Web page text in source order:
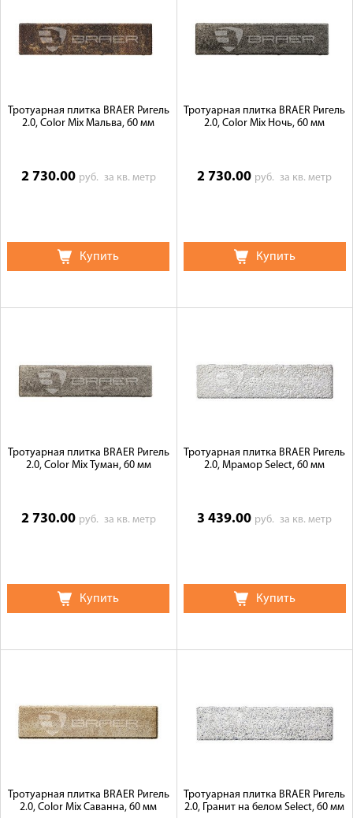
Тротуарная плитка BRAER Ригель
2.0, Color Mix Мальва, 60 мм
2 730.00 руб. за кв. метр
Купить
Тротуарная плитка BRAER Ригель
2.0, Color Mix Ночь, 60 мм
2 730.00 руб.за кв. метр
Купить
Тротуарная плитка BRAER Ригель
2.0, Color Mix Туман, 60 мм
2 730.00 руб. за кв. метр
Купить
Тротуарная плитка BRAER Ригель
2.0, Мрамор Select, 60 мм
3 439.00 руб.за кв. метр
Купить
Тротуарная плитка BRAER Ригель
2.0, Color Mix Саванна, 60 мм
Тротуарная плитка BRAER Ригель
2.0, Гранит на белом Select, 60 мм